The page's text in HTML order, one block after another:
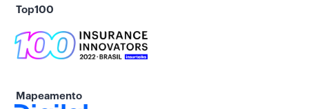
Top100
Mapeamento